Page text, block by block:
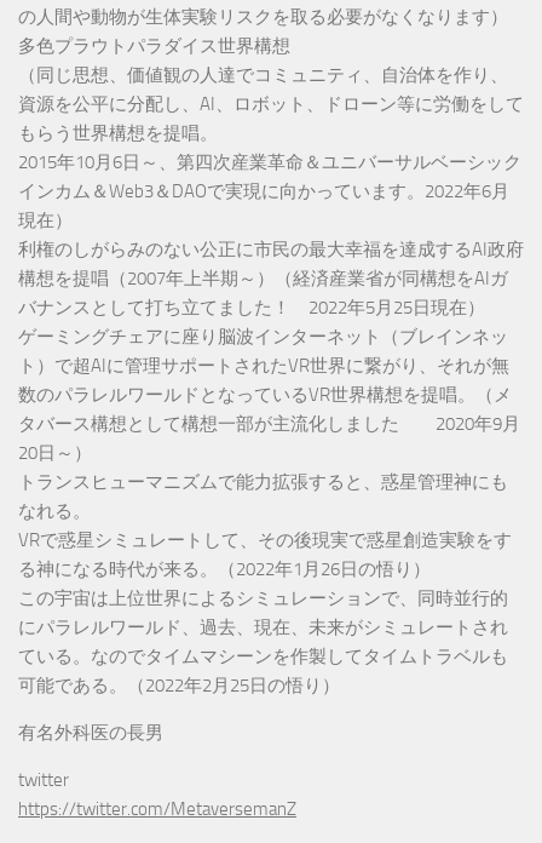
の人間や動物が生体実験リスクを取る必要がなくなります）
多色プラウトパラダイス世界構想
（同じ思想、価値観の人達でコミュニティ、自治体を作り、
資源を公平に分配し、AI、ロボット、ドローン等に労働をして
もらう世界構想を提唱。
2015年10月6日～、第四次産業革命＆ユニバーサルベーシック
インカム＆Web3＆DAOで実現に向かっています。2022年6月
現在）
利権のしがらみのない公正に市民の最大幸福を達成するAI政府
構想を提唱（2007年上半期～）（経済産業省が同構想をAIガ
バナンスとして打ち立てました！ 2022年5月25日現在）
ゲーミングチェアに座り脳波インターネット（ブレインネッ
ト）で超AIに管理サポートされたVR世界に繋がり、それが無
数のパラレルワールドとなっているVR世界構想を提唱。（メ
タバース構想として構想一部が主流化しました 2020年9月
20日～）
トランスヒューマニズムで能力拡張すると、惑星管理神にも
なれる。
VRで惑星シミュレートして、その後現実で惑星創造実験をす
る神になる時代が来る。（2022年1月26日の悟り）
この宇宙は上位世界によるシミュレーションで、同時並行的
にパラレルワールド、過去、現在、未来がシミュレートされ
ている。なのでタイムマシーンを作製してタイムトラベルも
可能である。（2022年2月25日の悟り）
有名外科医の長男
twitter
https://twitter.com/MetaversemanZ